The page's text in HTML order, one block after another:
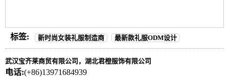
标签: 新时尚女装礼服制造商 最新款礼服ODM设计
武汉宝齐莱商贸有限公司，湖北君橙服饰有限公司
电话:(+86)13971684939